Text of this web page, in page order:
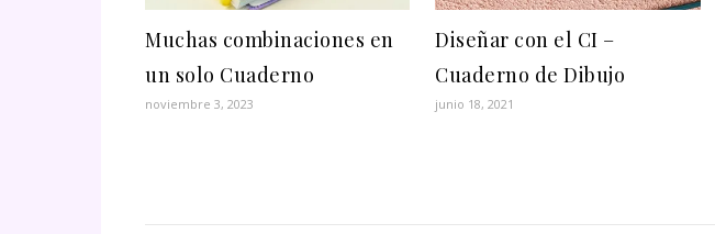
Muchas combinaciones en
un solo Cuaderno
noviembre 3, 2023
Diseñar con el CI –
Cuaderno de Dibujo
junio 18, 2021